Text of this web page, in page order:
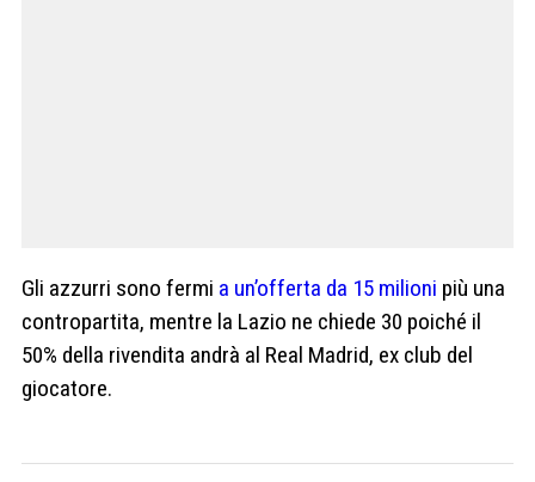
Gli azzurri sono fermi a un’offerta da 15 milioni più una
contropartita, mentre la Lazio ne chiede 30 poiché il
50% della rivendita andrà al Real Madrid, ex club del
giocatore.